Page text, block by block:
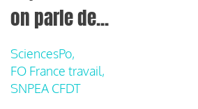
on parle de...
SciencesPo,
FO France travail,
SNPEA CFDT